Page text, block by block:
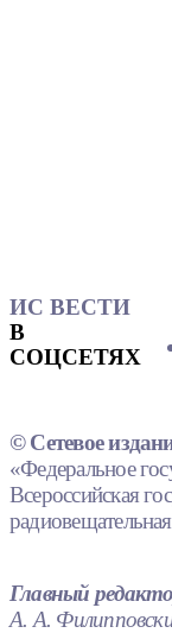
ИС ВЕСТИ
В
СОЦСЕТЯХ
© Сетевое
«Федеральное
Всероссийская
Главный
А. А.